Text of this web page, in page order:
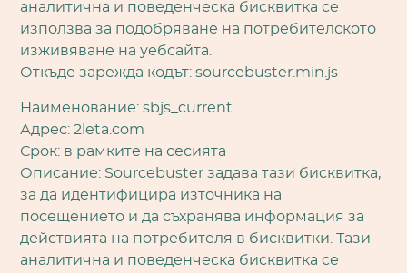
аналитична и поведенческа бисквитка се
използва за подобряване на потребителското
изживяване на уебсайта.
Откъде зарежда кодът: sourcebuster.min.js
Наименование: sbjs_current
Адрес: 2leta.com
Срок: в рамките на сесията
Описание: Sourcebuster задава тази бисквитка,
за да идентифицира източника на
посещението и да съхранява информация за
действията на потребителя в бисквитки. Тази
аналитична и поведенческа бисквитка се